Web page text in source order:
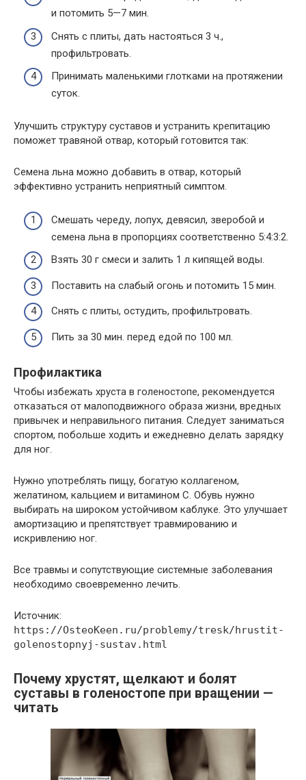
и потомить 5—7 мин.
Снять с плиты, дать настояться 3 ч.,
профильтровать.
Принимать маленькими глотками на протяжении
суток.
Улучшить структуру суставов и устранить крепитацию
поможет травяной отвар, который готовится так:
Семена льна можно добавить в отвар, который
эффективно устранить неприятный симптом.
Смешать череду, лопух, девясил, зверобой и
семена льна в пропорциях соответственно 5:4:3:2.
Взять 30 г смеси и залить 1 л кипящей воды.
Поставить на слабый огонь и потомить 15 мин.
Снять с плиты, остудить, профильтровать.
Пить за 30 мин. перед едой по 100 мл.
Профилактика
Чтобы избежать хруста в голеностопе, рекомендуется
отказаться от малоподвижного образа жизни, вредных
привычек и неправильного питания. Следует заниматься
спортом, побольше ходить и ежедневно делать зарядку
для ног.
Нужно употреблять пищу, богатую коллагеном,
желатином, кальцием и витамином С. Обувь нужно
выбирать на широком устойчивом каблуке. Это улучшает
амортизацию и препятствует травмированию и
искривлению ног.
Все травмы и сопутствующие системные заболевания
необходимо своевременно лечить.
Источник:
https://OsteoKeen.ru/problemy/tresk/hrustit-
golenostopnyj-sustav.html
Почему хрустят, щелкают и болят
суставы в голеностопе при вращении —
читать